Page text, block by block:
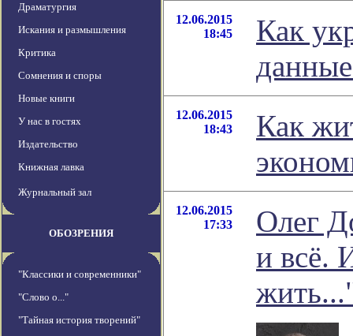
Драматургия
Искания и размышления
Критика
Сомнения и споры
Новые книги
У нас в гостях
Издательство
Книжная лавка
Журнальный зал
ОБОЗРЕНИЯ
"Классики и современники"
"Слово о..."
"Тайная история творений"
12.06.2015
18:45
Как
12.06.2015
18:43
Как
12.06.2015
17:33
Олег
и всё.